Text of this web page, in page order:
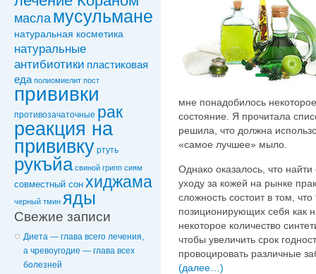
масла мусульмане
натуральная косметика
натуральные
антибиотики пластиковая
еда полиомиелит пост
прививки
противозачаточные рак
реакция на
прививку ртуть
рукъйа свиной грипп сиям
совместный сон хиджама
черный тмин яды
Свежие записи
Диета — глава всего лечения,
а чревоугодие — глава всех
болезней
мне понадобилось
состояние. Я прочитала
решила, что должна
«самое лучшее» мыло.
Однако оказалось, что
уходу за кожей на рынке
сложность состоит в том,
позиционирующих себя как
некоторое количество
чтобы увеличить срок
провоцировать различные
(далее…)